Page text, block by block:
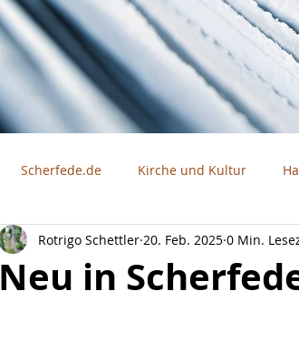
Scherfede.de Kirche und Kultur
Vereine
Neu in
Rotrigo Schettler 20. Feb. 2025 0 Min.